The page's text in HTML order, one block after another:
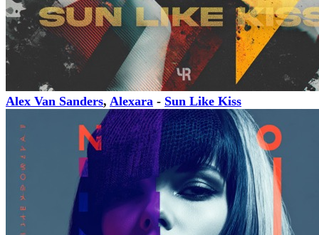
Alex Van Sanders, Alexara - Sun Like Kiss